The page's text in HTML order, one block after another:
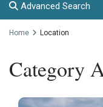
Advanced Search
Home Location
Category